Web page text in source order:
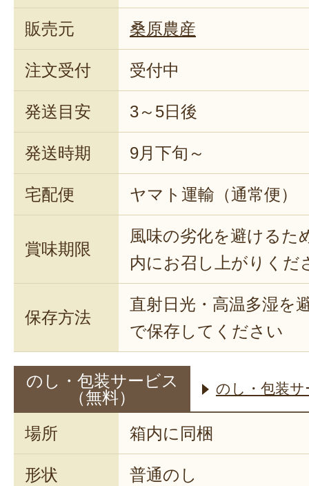
販売元 桑原農産
注文受付 受付中
発送目安 3～5日後
発送時期 9月下旬～
宅配便 ヤマト運輸（通常便）
賞味期限
風味の劣化を避けるた
内にお召し上がりくだ
保存方法
直射日光・高温多湿を
で保存してください
のし・包装サービス
（無料）
のし・包装
場所 箱内に同梱
形状 普通のし